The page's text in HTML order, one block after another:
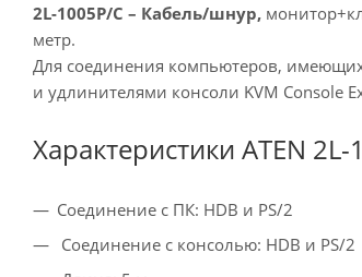
2L-1005P/C – Кабель/шнур,
метр.
Для соединения компьютеров,
и удлинителями консоли KVM Console
Характеристики ATEN 2L-
Соединение с ПК: HDB и PS/2
Соединение с консолью: HDB и PS/2